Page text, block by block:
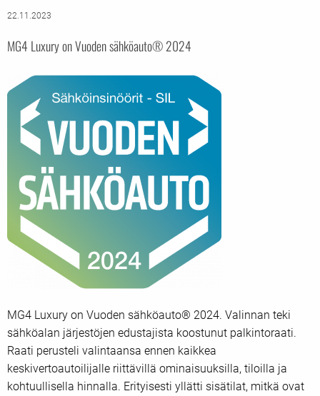
22.11.2023
MG4 Luxury on Vuoden sähköauto® 2024
MG4 Luxury on Vuoden sähköauto® 2024. Valinnan teki
sähköalan järjestöjen edustajista koostunut palkintoraati.
Raati perusteli valintaansa ennen kaikkea
keskivertoautoilijalle riittävillä ominaisuuksilla, tiloilla ja
kohtuullisella hinnalla. Erityisesti yllätti sisätilat, mitkä ovat